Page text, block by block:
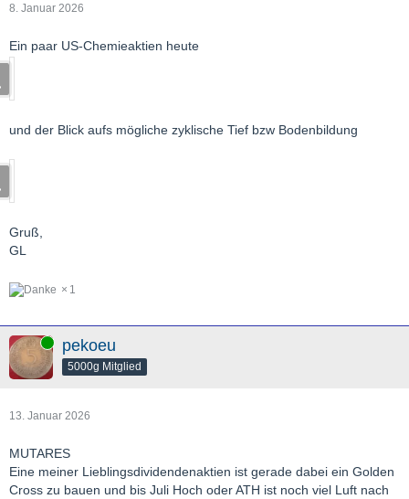
8. Januar 2026
Ein paar US-Chemieaktien heute
und der Blick aufs mögliche zyklische Tief bzw Bodenbildung
Gruß,
GL
1
Online pekoeu
5000g Mitglied
13. Januar 2026
MUTARES
Eine meiner Lieblingsdividendenaktien ist gerade dabei ein Golden
Cross zu bauen und bis Juli Hoch oder ATH ist noch viel Luft nach